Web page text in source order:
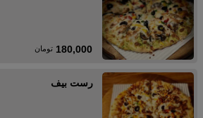
180,000 تومان
رست بیف